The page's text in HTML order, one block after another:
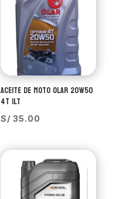
ACEITE DE MOTO OLAR 20W50
4T 1LT
S/ 35.00